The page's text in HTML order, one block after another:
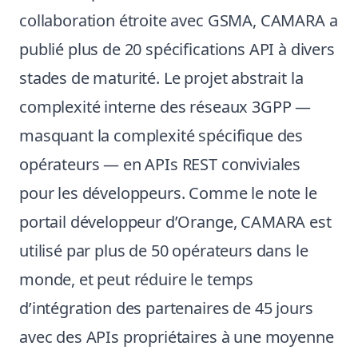
collaboration étroite avec GSMA, CAMARA a
publié plus de 20 spécifications API à divers
stades de maturité. Le projet abstrait la
complexité interne des réseaux 3GPP —
masquant la complexité spécifique des
opérateurs — en APIs REST conviviales
pour les développeurs. Comme le note le
portail développeur d’Orange, CAMARA est
utilisé par plus de 50 opérateurs dans le
monde, et peut réduire le temps
d’intégration des partenaires de 45 jours
avec des APIs propriétaires à une moyenne